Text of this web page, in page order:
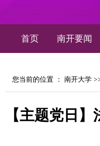
首页 南开要闻
您当前的位置 ： 南开大学
【主题党日